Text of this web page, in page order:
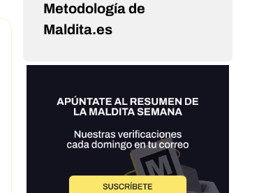
Metodología de
Maldita.es